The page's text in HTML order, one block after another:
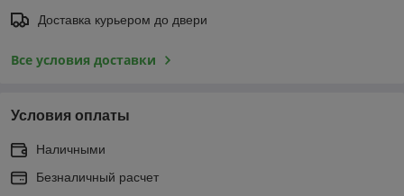
Доставка курьером до двери
Все условия доставки
Условия оплаты
Наличными
Безналичный расчет